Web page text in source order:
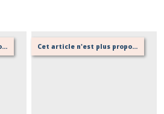
Cet article n'est plus proposé, retournez au menu principal ou contactez moi! Cet article n'est plus proposé, retournez au menu principal ou contactez moi!